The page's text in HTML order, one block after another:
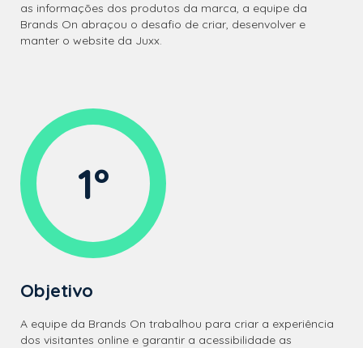
as informações dos produtos da marca, a equipe da
Brands On abraçou o desafio de criar, desenvolver e
manter o website da Juxx.
1º
Objetivo
A equipe da Brands On trabalhou para criar a experiência
dos visitantes online e garantir a acessibilidade as